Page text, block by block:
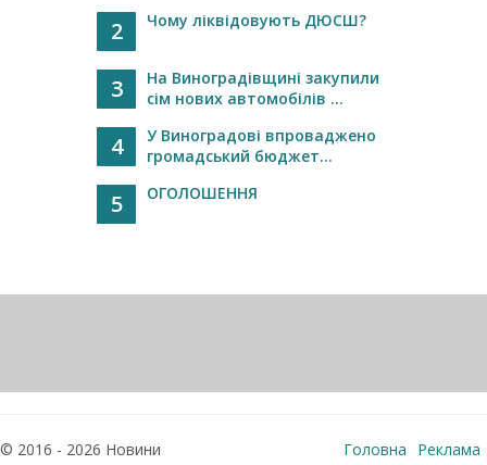
2 Чому ліквідовують ДЮСШ?
3
На Виноградівщині закупили
сім нових автомобілів ...
4
У Виноградові впроваджено
громадський бюджет...
5 ОГОЛОШЕННЯ
© 2016 - 2026 Новини
Головна
Реклама